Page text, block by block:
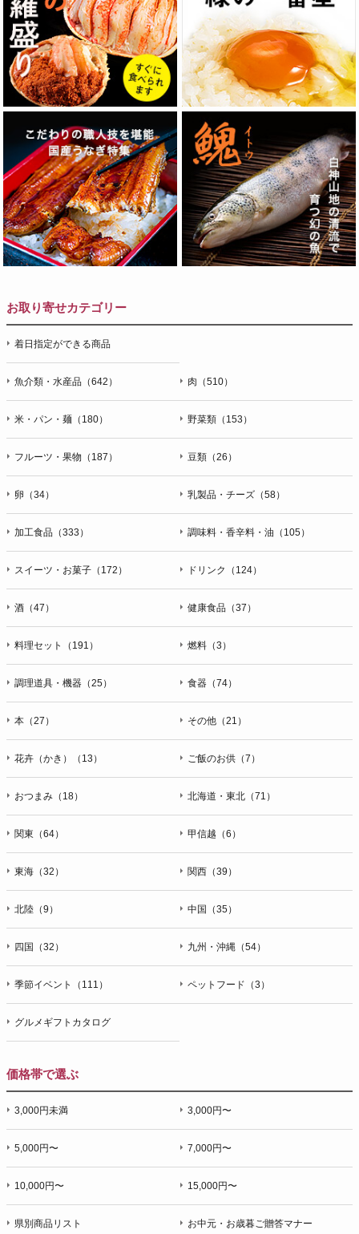
お取り寄せカテゴリー
着日指定ができる商品
魚介類・水産品（642） 肉（510）
米・パン・麺（180） 野菜類（153）
フルーツ・果物（187） 豆類（26）
卵（34） 乳製品・チーズ（58）
加工食品（333） 調味料・香辛料・油（105）
スイーツ・お菓子（172） ドリンク（124）
酒（47） 健康食品（37）
料理セット（191） 燃料（3）
調理道具・機器（25） 食器（74）
本（27） その他（21）
花卉（かき）（13） ご飯のお供（7）
おつまみ（18） 北海道・東北（71）
関東（64） 甲信越（6）
東海（32） 関西（39）
北陸（9） 中国（35）
四国（32） 九州・沖縄（54）
季節イベント（111） ペットフード（3）
グルメギフトカタログ
価格帯で選ぶ
3,000円未満 3,000円〜
5,000円〜 7,000円〜
10,000円〜 15,000円〜
県別商品リスト お中元・お歳暮ご贈答マナー